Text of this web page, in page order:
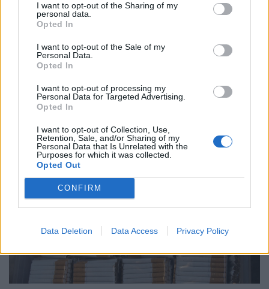
I want to opt-out of the Sharing of my
personal data.
Opted In
I want to opt-out of the Sale of my
Personal Data.
Opted In
I want to opt-out of processing my
Personal Data for Targeted Advertising.
Opted In
I want to opt-out of Collection, Use,
Retention, Sale, and/or Sharing of my
Personal Data that Is Unrelated with the
Purposes for which it was collected.
Opted Out
CONFIRM
Data Deletion Data Access Privacy Policy
Ezeket a boltokat rohamozták meg a
magyarok: kiderült, hova hordjuk a legtöbb
pénzt
A kiskereskedelmi forgalom az előző év azonos időszakit
kal mérséklődött